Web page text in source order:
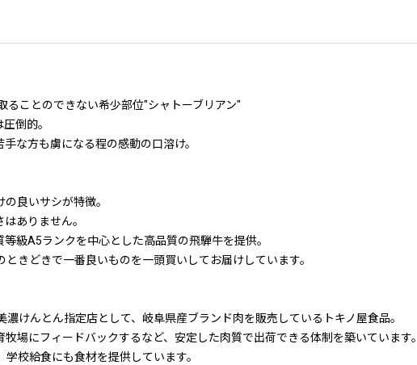
ことのできない希少部位"シャトーブリアン"
倒的。
な方も虜になる程の感動の口溶け。
良いサシが特徴。
ありません。
級A5ランクを中心とした高品質の飛騨牛を提供。
きどきで一番良いものを一頭買いしてお届けしています。
けんとん指定店として、岐阜県産ブランド肉を販売しているトキノ屋食品。
場にフィードバックするなど、安定した肉質で出荷できる体制を築いています。
校給食にも食材を提供しています。